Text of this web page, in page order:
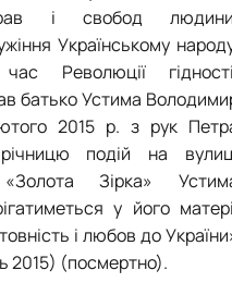
і свобод
Українському
Революції
батько Устима
2015 р. з рук
подій на
«Золота Зірка»
у його
і любов до
2015) (посмертно).